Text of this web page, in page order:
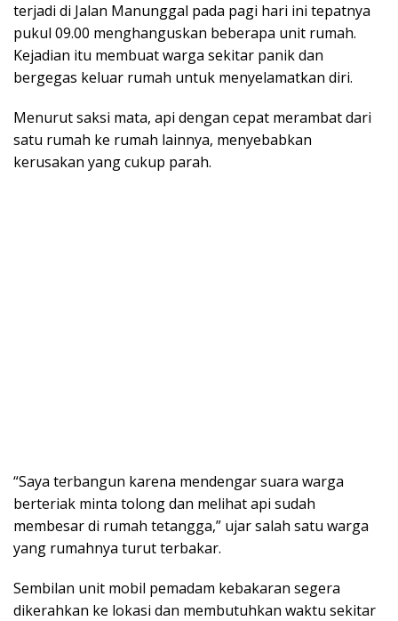
terjadi di Jalan Manunggal pada pagi hari ini tepatnya
pukul 09.00 menghanguskan beberapa unit rumah.
Kejadian itu membuat warga sekitar panik dan
bergegas keluar rumah untuk menyelamatkan diri.
Menurut saksi mata, api dengan cepat merambat dari
satu rumah ke rumah lainnya, menyebabkan
kerusakan yang cukup parah.
“Saya terbangun karena mendengar suara warga
berteriak minta tolong dan melihat api sudah
membesar di rumah tetangga,” ujar salah satu warga
yang rumahnya turut terbakar.
Sembilan unit mobil pemadam kebakaran segera
dikerahkan ke lokasi dan membutuhkan waktu sekitar